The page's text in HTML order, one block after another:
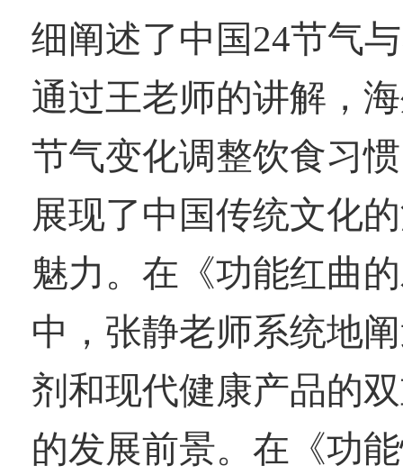
细阐述了中国24节气
通过王老师的讲解，
节气变化调整饮食习
展现了中国传统文化
魅力。在《功能红曲
中，张静老师系统地
剂和现代健康产品的
的发展前景。在《功